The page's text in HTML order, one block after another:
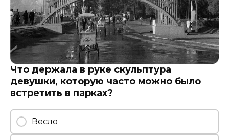
Что держала в руке скульптура
девушки, которую часто можно было
встретить в парках?
Весло